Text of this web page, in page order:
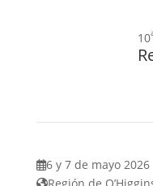
10
6 y 7 de mayo 2026